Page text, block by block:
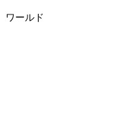
ワールド